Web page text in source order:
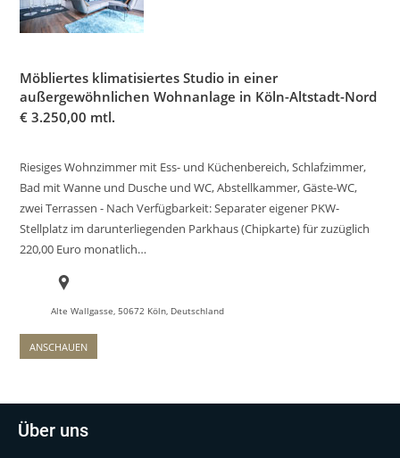
Möbliertes klimatisiertes Studio in einer
außergewöhnlichen Wohnanlage in Köln-Altstadt-Nord
€ 3.250,00 mtl.
Riesiges Wohnzimmer mit Ess- und Küchenbereich, Schlafzimmer,
Bad mit Wanne und Dusche und WC, Abstellkammer, Gäste-WC,
zwei Terrassen - Nach Verfügbarkeit: Separater eigener PKW-
Stellplatz im darunterliegenden Parkhaus (Chipkarte) für zuzüglich
220,00 Euro monatlich…
Alte Wallgasse, 50672 Köln, Deutschland
ANSCHAUEN
Über uns